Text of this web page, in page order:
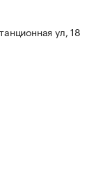
ул, 18